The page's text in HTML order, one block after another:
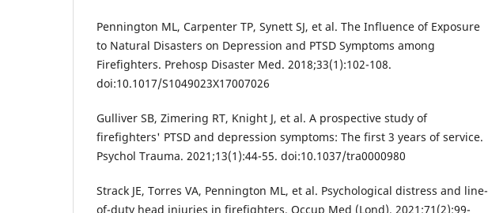
Pennington ML, Carpenter TP, Synett SJ, et al. The Influence of Exposure
to Natural Disasters on Depression and PTSD Symptoms among
Firefighters. Prehosp Disaster Med. 2018;33(1):102-108.
doi:10.1017/S1049023X17007026
Gulliver SB, Zimering RT, Knight J, et al. A prospective study of
firefighters' PTSD and depression symptoms: The first 3 years of service.
Psychol Trauma. 2021;13(1):44-55. doi:10.1037/tra0000980
Strack JE, Torres VA, Pennington ML, et al. Psychological distress and line-
of-duty head injuries in firefighters. Occup Med (Lond). 2021;71(2):99-